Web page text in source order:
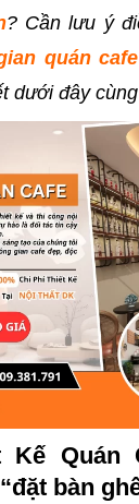
? Cần lưu ý
quán
dưới đây
Kế Quán
bàn